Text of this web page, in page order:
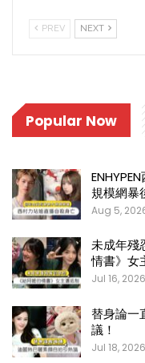
PREV NEXT
Popular Now
規模網暴
Aug 5,
未成年殘
情書》女
Jul 16, 2026
替身論一
議！
Jul 18, 2026